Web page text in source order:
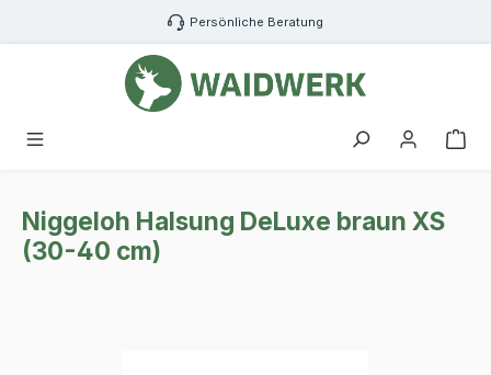
Zum Hauptinhalt springen Persönliche Beratung
Niggeloh Halsung DeLuxe braun XS
(30-40 cm)